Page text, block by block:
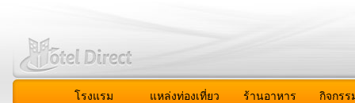
โรงแรม แหล่งท่องเที่ยว ร้านอาหาร กิจกรร